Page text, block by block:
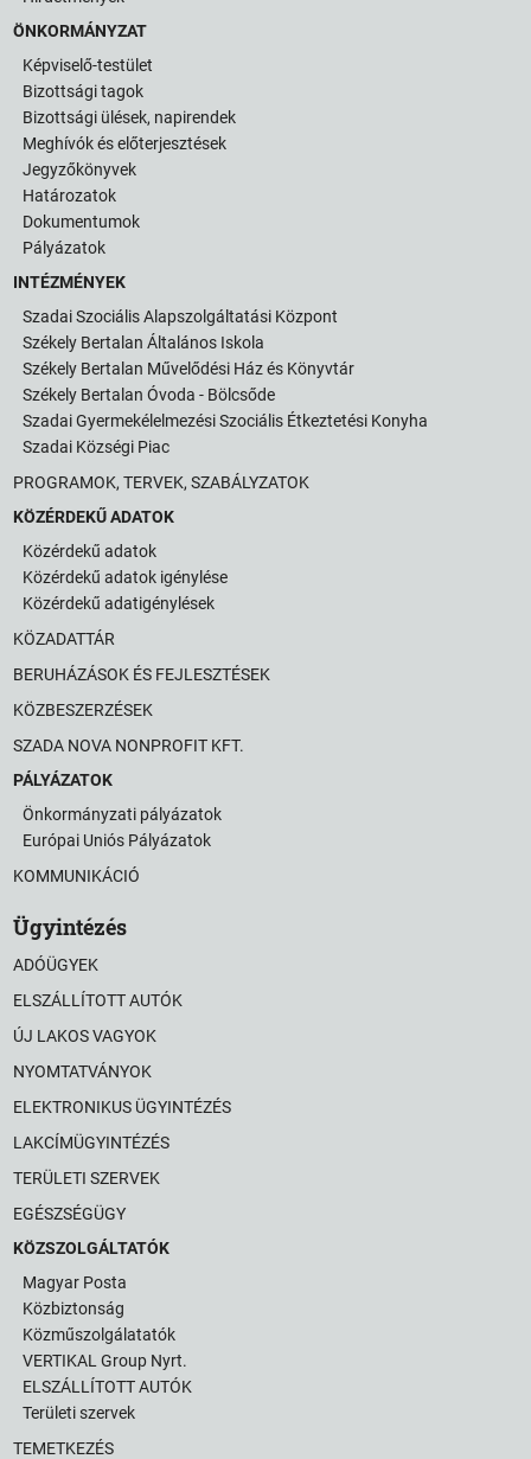
ÖNKORMÁNYZAT
Képviselő-testület
Bizottsági tagok
Bizottsági ülések, napirendek
Meghívók és előterjesztések
Jegyzőkönyvek
Határozatok
Dokumentumok
Pályázatok
INTÉZMÉNYEK
Szadai Szociális Alapszolgáltatási Központ
Székely Bertalan Általános Iskola
Székely Bertalan Művelődési Ház és Könyvtár
Székely Bertalan Óvoda - Bölcsőde
Szadai Gyermekélelmezési Szociális Étkeztetési Konyha
Szadai Községi Piac
PROGRAMOK, TERVEK, SZABÁLYZATOK
KÖZÉRDEKŰ ADATOK
Közérdekű adatok
Közérdekű adatok igénylése
Közérdekű adatigénylések
KÖZADATTÁR
BERUHÁZÁSOK ÉS FEJLESZTÉSEK
KÖZBESZERZÉSEK
SZADA NOVA NONPROFIT KFT.
PÁLYÁZATOK
Önkormányzati pályázatok
Európai Uniós Pályázatok
KOMMUNIKÁCIÓ
Ügyintézés
ADÓÜGYEK
ELSZÁLLÍTOTT AUTÓK
ÚJ LAKOS VAGYOK
NYOMTATVÁNYOK
ELEKTRONIKUS ÜGYINTÉZÉS
LAKCÍMÜGYINTÉZÉS
TERÜLETI SZERVEK
EGÉSZSÉGÜGY
KÖZSZOLGÁLTATÓK
Magyar Posta
Közbiztonság
Közműszolgálatatók
VERTIKAL Group Nyrt.
ELSZÁLLÍTOTT AUTÓK
Területi szervek
TEMETKEZÉS